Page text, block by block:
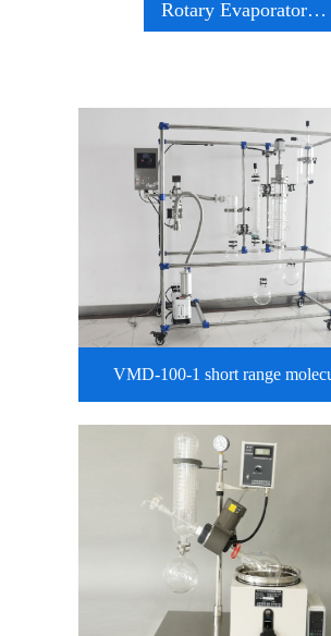
Rotary Evaporator…
VMD-100-1 short range
distillat…